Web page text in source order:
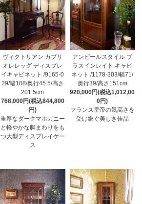
ヴィクトリアン カブリ
オレレッグ ディスプレ
イキャビネット /9165-0
29/幅108/奥行45.5/高さ
201.5cm
768,000円(税込844,800
円)
重厚なダークマホガニー
と軽やかな脚まわりをも
つ大型ディスプレイケー
ス
アンピールスタイル ブ
ラスインレイド キャビ
ネット /1178-303/幅71/
奥行39/高さ151cm
920,000円(税込1,012,00
0円)
フランス皇帝の気高さを
受け継ぐ美しき佳品